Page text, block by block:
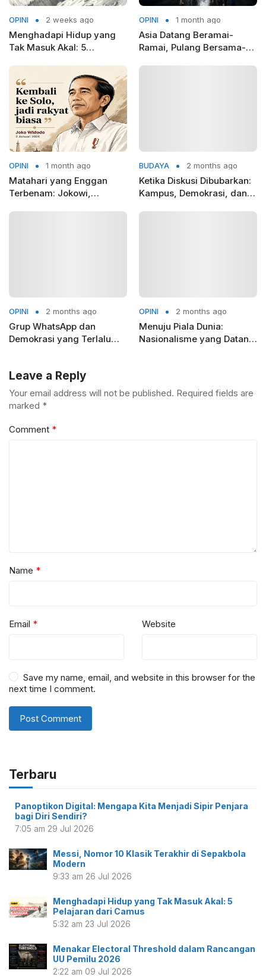
OPINI 2 weeks ago
Menghadapi Hidup yang
Tak Masuk Akal: 5
OPINI 1 month ago
Asia Datang Beramai-
Ramai, Pulang Bersama-
OPINI 1 month ago
Matahari yang Enggan
Terbenam: Jokowi,
BUDAYA 2 months ago
Ketika Diskusi Dibubarkan:
Kampus, Demokrasi, dan
OPINI 2 months ago
Grup WhatsApp dan
Demokrasi yang Terlalu
OPINI 2 months ago
Menuju Piala Dunia:
Nasionalisme yang Datang
Leave a Reply
Your email address will not be published. Required fields are
marked *
Comment *
Name *
Email * Website
Save my name, email, and website in this browser for the
next time I comment.
Terbaru
Panoptikon Digital: Mengapa Kita Menjadi Sipir Penjara
bagi Diri Sendiri?
7:05 am 29 Jul 2026
Messi, Nomor 10 Klasik Terakhir di Sepakbola
Modern
9:33 am 26 Jul 2026
Menghadapi Hidup yang Tak Masuk Akal: 5
Pelajaran dari Camus
5:32 am 23 Jul 2026
Menakar Electoral Threshold dalam Rancangan
UU Pemilu 2026
2:22 am 09 Jul 2026